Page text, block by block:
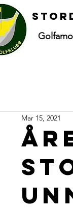
Mar 15, 2021